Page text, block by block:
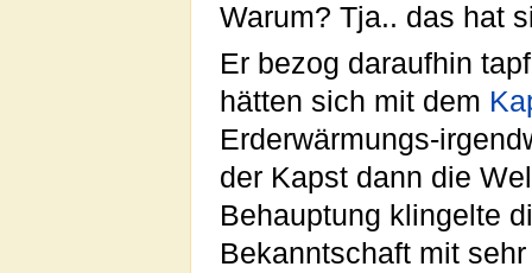
Warum? Tja.. das hat
Er bezog daraufhin
hätten sich mit dem
Erderwärmungs-
der Kapst dann die
Behauptung klingelte
Bekanntschaft mit